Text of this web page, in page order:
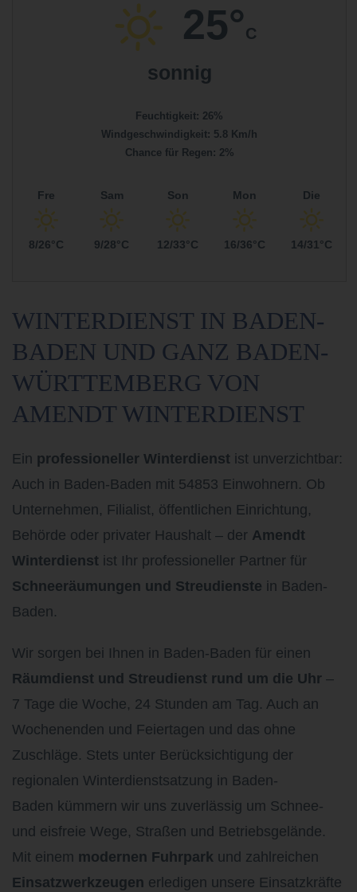
25°C
sonnig
Feuchtigkeit: 26%
Windgeschwindigkeit: 5.8 Km/h
Chance für Regen: 2%
Fre
8/26°C
Sam
9/28°C
Son
12/33°C
Mon
16/36°C
Die
14/31°C
WINTERDIENST IN BADEN-
BADEN UND GANZ BADEN-
WÜRTTEMBERG VON
AMENDT WINTERDIENST
Ein professioneller Winterdienst ist unverzichtbar:
Auch in Baden-Baden mit 54853 Einwohnern. Ob
Unternehmen, Filialist, öffentlichen Einrichtung,
Behörde oder privater Haushalt – der Amendt
Winterdienst ist Ihr professioneller Partner für
Schneeräumungen und Streudienste in Baden-
Baden.
Wir sorgen bei Ihnen in Baden-Baden für einen
Räumdienst und Streudienst rund um die Uhr –
7 Tage die Woche, 24 Stunden am Tag. Auch an
Wochenenden und Feiertagen und das ohne
Zuschläge. Stets unter Berücksichtigung der
regionalen Winterdienstsatzung in Baden-
Baden kümmern wir uns zuverlässig um Schnee-
und eisfreie Wege, Straßen und Betriebsgelände.
Mit einem modernen Fuhrpark und zahlreichen
Einsatzwerkzeugen erledigen unsere Einsatzkräfte